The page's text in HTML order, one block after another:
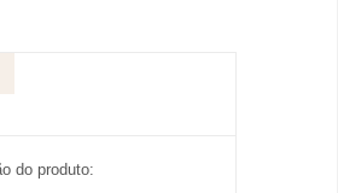
do produto: